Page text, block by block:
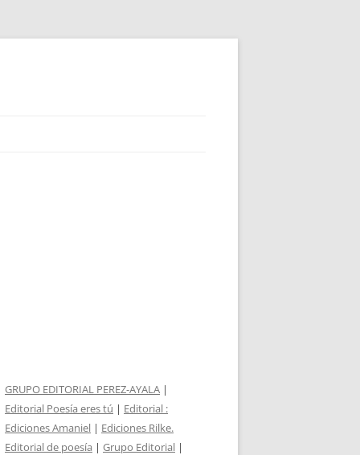
GRUPO EDITORIAL PEREZ-AYALA |
Editorial Poesía eres tú | Editorial :
Ediciones Amaniel | Ediciones Rilke.
Editorial de poesía | Grupo Editorial |